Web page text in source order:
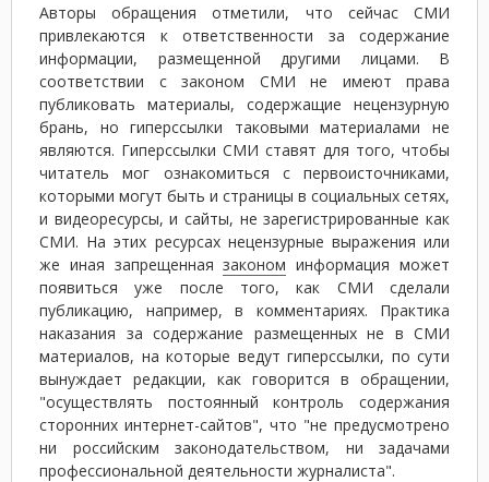
Авторы обращения отметили, что сейчас СМИ
привлекаются к ответственности за содержание
информации, размещенной другими лицами. В
соответствии с законом СМИ не имеют права
публиковать материалы, содержащие нецензурную
брань, но гиперссылки таковыми материалами не
являются. Гиперссылки СМИ ставят для того, чтобы
читатель мог ознакомиться с первоисточниками,
которыми могут быть и страницы в социальных сетях,
и видеоресурсы, и сайты, не зарегистрированные как
СМИ. На этих ресурсах нецензурные выражения или
же иная запрещеннаязаконом информация может
появиться уже после того, как СМИ сделали
публикацию, например, в комментариях. Практика
наказания за содержание размещенных не в СМИ
материалов, на которые ведут гиперссылки, по сути
вынуждает редакции, как говорится в обращении,
"осуществлять постоянный контроль содержания
сторонних интернет-сайтов", что "не предусмотрено
ни российским законодательством, ни задачами
профессиональной деятельности журналиста".